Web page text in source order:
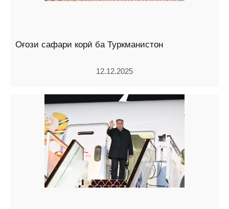
Оғози сафари корӣ ба Туркманистон
12.12.2025